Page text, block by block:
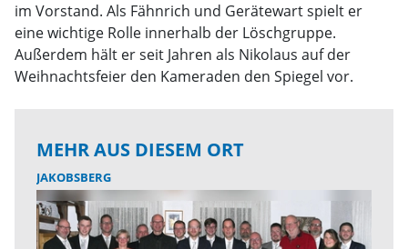
im Vorstand. Als Fähnrich und Gerätewart spielt er
eine wichtige Rolle innerhalb der Löschgruppe.
Außerdem hält er seit Jahren als Nikolaus auf der
Weihnachtsfeier den Kameraden den Spiegel vor.
MEHR AUS DIESEM ORT
JAKOBSBERG